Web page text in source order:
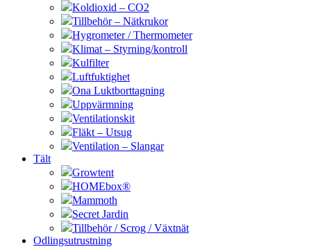
Koldioxid – CO2
Tillbehör – Nätkrukor
Hygrometer / Thermometer
Klimat – Styrning/kontroll
Kulfilter
Luftfuktighet
Ona Luktborttagning
Uppvärmning
Ventilationskit
Fläkt – Utsug
Ventilation – Slangar
Tält
Growtent
HOMEbox®
Mammoth
Secret Jardin
Tillbehör / Scrog / Växtnät
Odlingsutrustning